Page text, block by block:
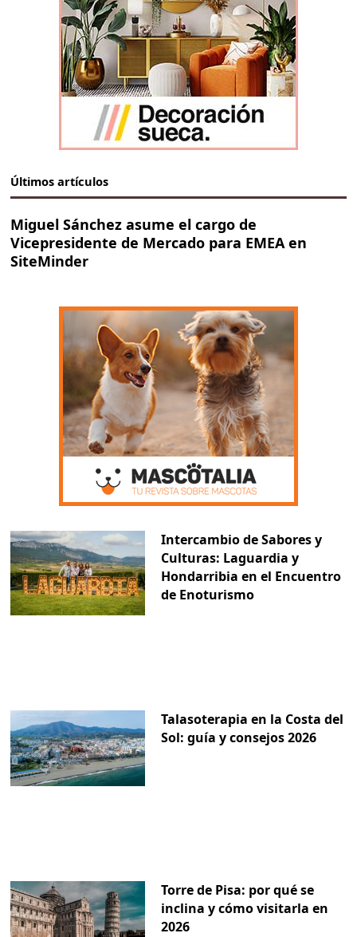
Últimos artículos
Miguel Sánchez asume el cargo de
Vicepresidente de Mercado para EMEA en
SiteMinder
Intercambio de Sabores y
Culturas: Laguardia y
Hondarribia en el Encuentro
de Enoturismo
Talasoterapia en la Costa del
Sol: guía y consejos 2026
Torre de Pisa: por qué se
inclina y cómo visitarla en
2026